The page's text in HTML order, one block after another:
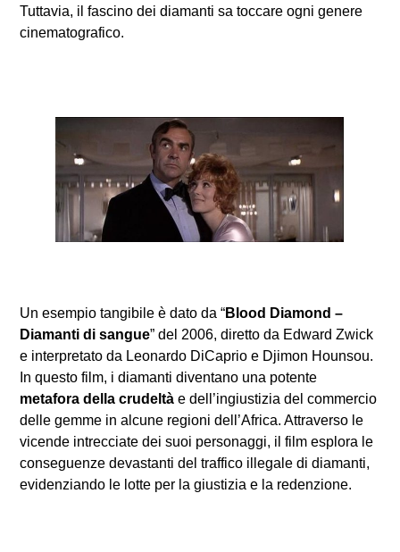
Tuttavia, il fascino dei diamanti sa toccare ogni genere
cinematografico.
Un esempio tangibile è dato da “Blood Diamond –
Diamanti di sangue” del 2006, diretto da Edward Zwick
e interpretato da Leonardo DiCaprio e Djimon Hounsou.
In questo film, i diamanti diventano una potente
metafora della crudeltà e dell’ingiustizia del commercio
delle gemme in alcune regioni dell’Africa. Attraverso le
vicende intrecciate dei suoi personaggi, il film esplora le
conseguenze devastanti del traffico illegale di diamanti,
evidenziando le lotte per la giustizia e la redenzione.